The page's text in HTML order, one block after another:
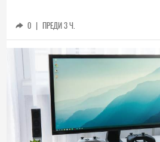
0 | ПРЕДИ 3 Ч.